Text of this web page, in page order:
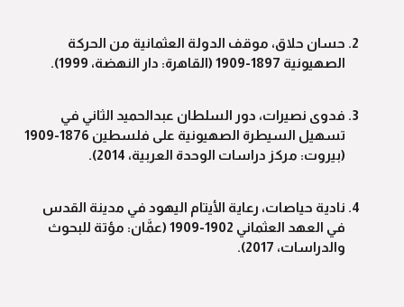
حسان حلاق، موقف الدولة العثمانية من الحركة
الصهيونية 1897-1909 (القاهرة: دار النهضة، 1999).
فدوى نصيرات، دور السلطان عبدالحميد الثاني في
تسهيل السيطرة الصهيونية على فلسطين 1876-1909
(بيروت: مركز دراسات الوحدة العربية، 2014).
نادية حياصات، رعاية الأيتام اليهود في مدينة القدس
في العهد العثماني 1902-1909 (عمَّان: مؤتة للبحوث
والدراسات، 2017).